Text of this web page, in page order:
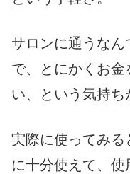
サロンに通うな
で、とにかくお
い、という気持ち
実際に使ってみる
に十分使えて、使